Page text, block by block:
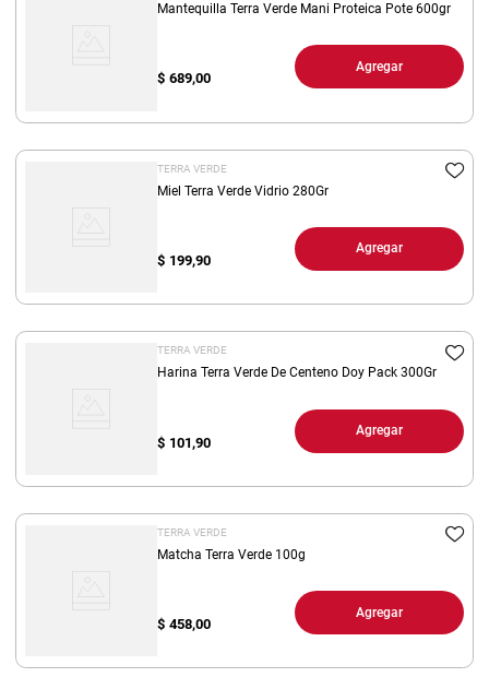
Mantequilla Terra Verde Mani Proteica Pote 600gr
$ 689,00
Agregar
TERRA VERDE
Miel Terra Verde Vidrio 280Gr
$ 199,90
Agregar
TERRA VERDE
Harina Terra Verde De Centeno Doy Pack 300Gr
$ 101,90
Agregar
TERRA VERDE
Matcha Terra Verde 100g
$ 458,00
Agregar